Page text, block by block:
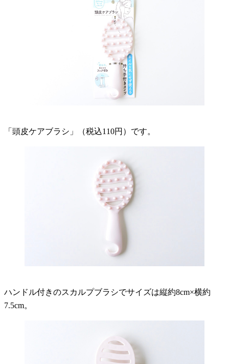
「頭皮ケアブラシ」（税込110円）です。
ハンドル付きのスカルプブラシでサイズは縦約8cm×横約
7.5cm。